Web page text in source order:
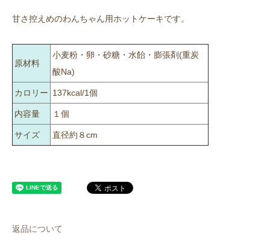
甘さ控えめのわんちゃん用ホットケーキです。
原材料
小麦粉・卵・砂糖・水飴・膨張剤(重炭
酸Na)
カロリー 137kcal/1個
内容量 １個
サイズ 直径約８cm
返品について